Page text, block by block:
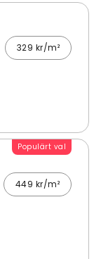
329 kr/m²
Populärt val
449 kr/m²